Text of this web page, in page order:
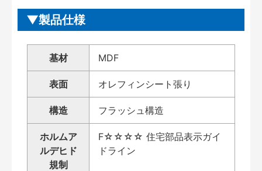
製品仕様
基材 MDF
表面 オレフィンシート張り
構造 フラッシュ構造
ホルムア
ルデヒド
規制
F☆☆☆☆ 住宅部品表示ガイ
ドライン